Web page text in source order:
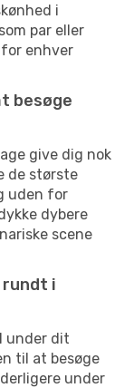
i
par eller
enhver
besøge
give dig nok
de største
uden for
dybere
scene
rundt i
under dit
til at besøge
under